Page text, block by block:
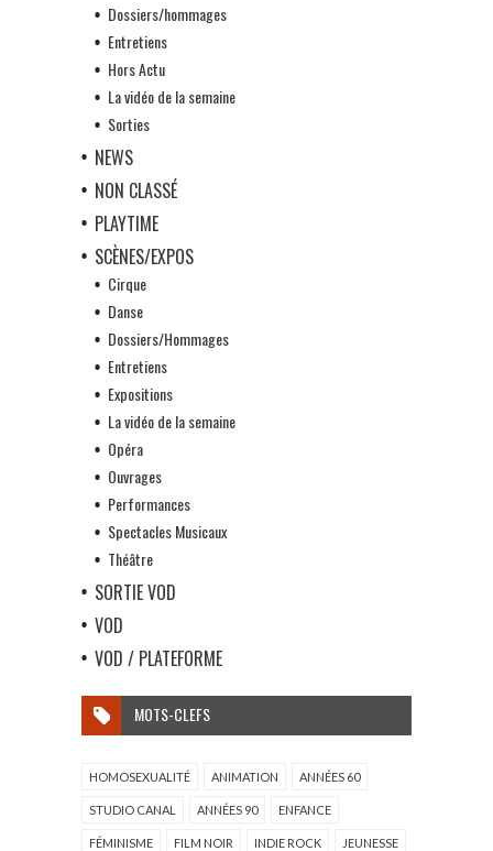
Dossiers/hommages
Entretiens
Hors Actu
La vidéo de la semaine
Sorties
NEWS
NON CLASSÉ
PLAYTIME
SCÈNES/EXPOS
Cirque
Danse
Dossiers/Hommages
Entretiens
Expositions
La vidéo de la semaine
Opéra
Ouvrages
Performances
Spectacles Musicaux
Théâtre
SORTIE VOD
VOD
VOD / PLATEFORME
MOTS-CLEFS
HOMOSEXUALITÉ ANIMATION ANNÉES 60
STUDIO CANAL ANNÉES 90 ENFANCE
FÉMINISME FILM NOIR INDIE ROCK JEUNESSE